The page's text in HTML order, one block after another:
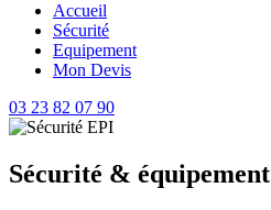
Accueil
Sécurité
Equipement
Mon Devis
03 23 82 07 90
Sécurité & équipement